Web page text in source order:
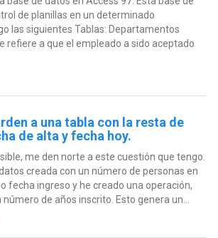
de planillas en un determinado
las siguientes Tablas: Departamentos
refiere a que el empleado a sido aceptado
a una tabla con la resta de
de alta y fecha hoy.
me den norte a este cuestión que tengo.
creada con un número de personas en
fecha ingreso y he creado una operación,
de años inscrito. Esto genera un...